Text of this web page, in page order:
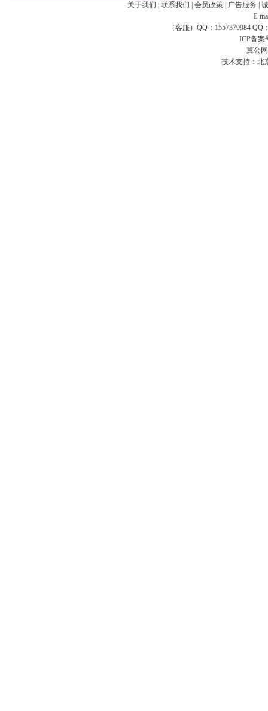
关于我们 联系我们 会员政策| 广告服务
E-
（客服）QQ：1557379984 QQ
ICP备案
冀公
技术支持： 北